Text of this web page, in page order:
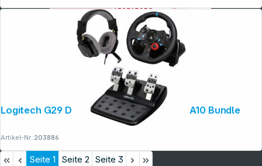
Logitech G29 Driving Force inkl Headset A10 Bundle
Artikel-Nr.:203886
Seite 1 Seite 2 Seite 3